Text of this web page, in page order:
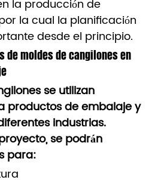
la producción de
la cual la planificación
desde el principio.
de moldes de cangilones en
se utilizan
productos de embalaje y
industrias.
se podrán
para: